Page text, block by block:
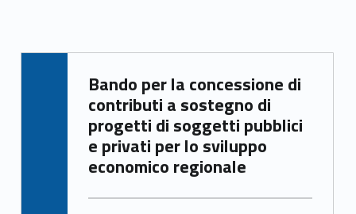
Bando per la concessione di
contributi a sostegno di
progetti di soggetti pubblici
e privati per lo sviluppo
economico regionale